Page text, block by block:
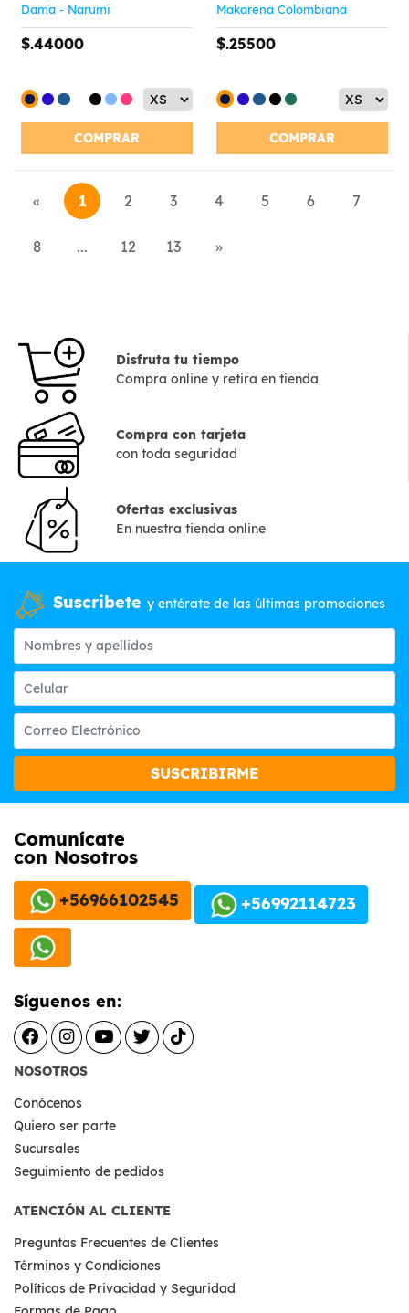
Dama - Narumi
$.44000
COMPRAR
Makarena Colombiana
$.25500
COMPRAR
« 1 2 3 4 5 6 7
8 ... 12 13 »
Disfruta tu tiempo
Compra online y retira en tienda
Compra con tarjeta
con toda seguridad
Ofertas exclusivas
En nuestra tienda online
Suscribete y entérate de las últimas promociones
SUSCRIBIRME
Comunícate
con Nosotros
+56966102545 +56992114723
Síguenos en:
NOSOTROS
Conócenos
Quiero ser parte
Sucursales
Seguimiento de pedidos
ATENCIÓN AL CLIENTE
Preguntas Frecuentes de Clientes
Términos y Condiciones
Políticas de Privacidad y Seguridad